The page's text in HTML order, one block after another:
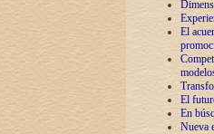
El
El
En
Nueva